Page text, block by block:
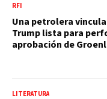
RFI
Una petrolera
Trump lista para
aprobación de
LITERATURA